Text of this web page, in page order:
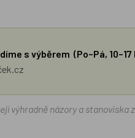
s výběrem (Po–Pá, 10–17
výhradně názory a